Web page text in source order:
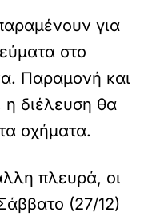
για
στο
Παραμονή και
διέλευση θα
οχήματα.
πλευρά, οι
(27/12)